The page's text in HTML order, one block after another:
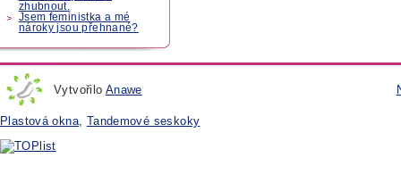
zhubnout.
Jsem feministka a mé
nároky jsou přehnané?
Vytvořilo Anawe
Plastová okna, Tandemové seskoky